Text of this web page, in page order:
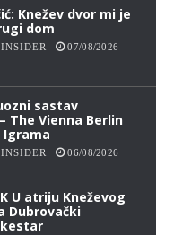
Knežev dvor mi je
dom
07/08/2026
sastav
The Vienna Berlin
Igrama
06/08/2026
U atriju Kneževog
Dubrovački